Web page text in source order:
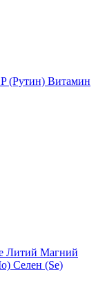
(Рутин) Витамин
Литий Магний
Селен (Se)